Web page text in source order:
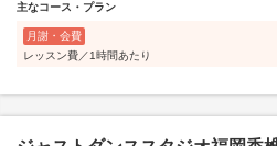
主なコース・プラン
月謝・会費
レッスン費／1時間あたり